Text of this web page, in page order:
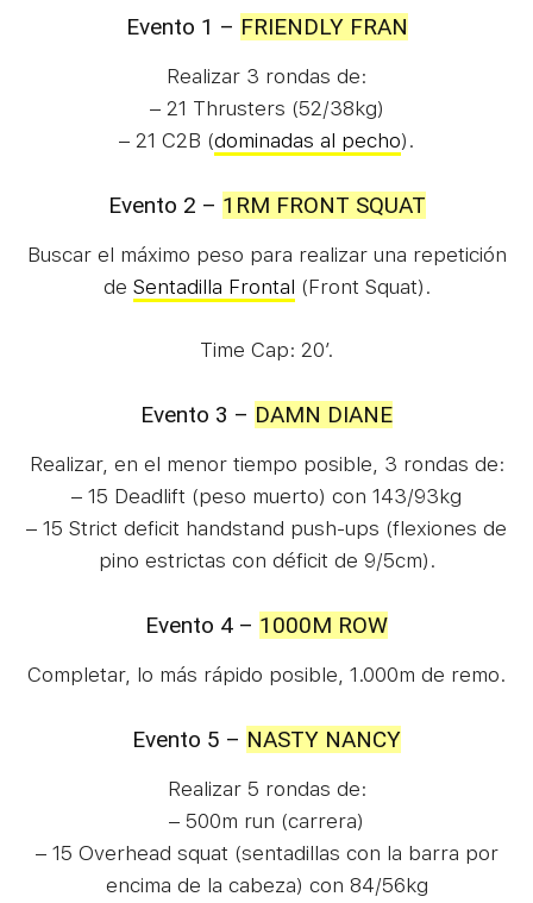
Evento 1 – FRIENDLY FRAN
Realizar 3 rondas de:
– 21 Thrusters (52/38kg)
– 21 C2B (dominadas al pecho).
Evento 2 – 1RM FRONT SQUAT
Buscar el máximo peso para realizar una repetición
de Sentadilla Frontal (Front Squat).
Time Cap: 20′.
Evento 3 – DAMN DIANE
Realizar, en el menor tiempo posible, 3 rondas de:
– 15 Deadlift (peso muerto) con 143/93kg
– 15 Strict deficit handstand push-ups (flexiones de
pino estrictas con déficit de 9/5cm).
Evento 4 – 1000M ROW
Completar, lo más rápido posible, 1.000m de remo.
Evento 5 – NASTY NANCY
Realizar 5 rondas de:
– 500m run (carrera)
– 15 Overhead squat (sentadillas con la barra por
encima de la cabeza) con 84/56kg